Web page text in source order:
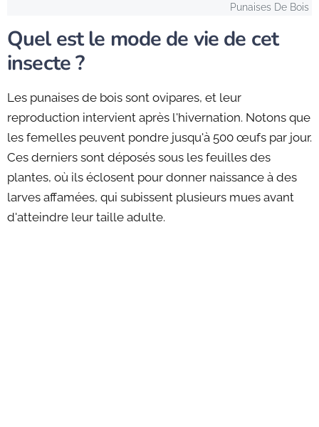
Punaises De Bois
Quel est le mode de vie de cet
insecte ?
Les punaises de bois sont ovipares, et leur
reproduction intervient après l'hivernation. Notons que
les femelles peuvent pondre jusqu'à 500 œufs par jour.
Ces derniers sont déposés sous les feuilles des
plantes, où ils éclosent pour donner naissance à des
larves affamées, qui subissent plusieurs mues avant
d'atteindre leur taille adulte.